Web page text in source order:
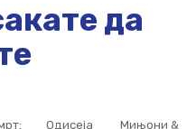
да
Одисеја
Мињони &